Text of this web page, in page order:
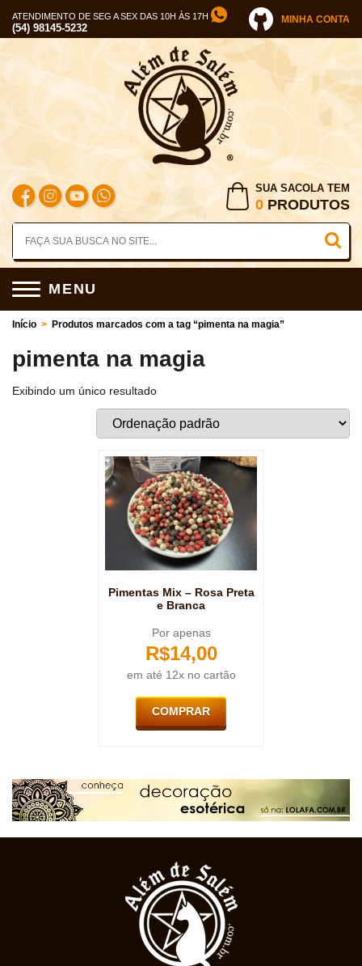
ATENDIMENTO DE SEG A SEX DAS 10H ÀS 17H
(54) 98145-5232
MINHA CONTA
SUA SACOLA TEM
0 PRODUTOS
MENU
Início > Produtos marcados com a tag “pimenta na magia”
pimenta na magia
Exibindo um único resultado
Pimentas Mix – Rosa Preta
e Branca
Por apenas
R$14,00
em até 12x no cartão
COMPRAR